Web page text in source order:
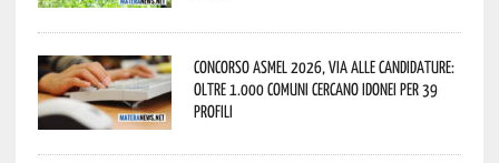
Concorso Asmel 2026, via alle candidature:
oltre 1.000 Comuni cercano idonei per 39
profili